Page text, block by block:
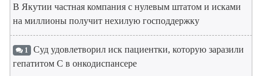
В Якутии частная компания с нулевым штатом и исками
на миллионы получит нехилую господдержку
1 Суд удовлетворил иск пациентки, которую заразили
гепатитом С в онкодиспансере